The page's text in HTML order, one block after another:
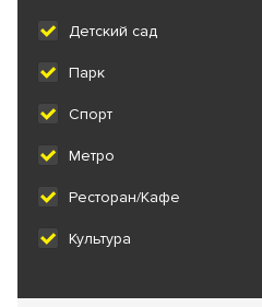
Детский сад
Парк
Спорт
Метро
Ресторан/Кафе
Культура